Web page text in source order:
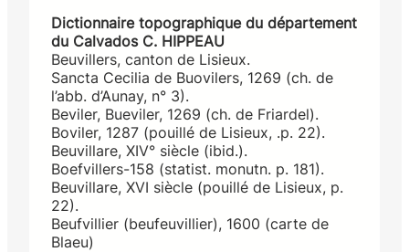
Dictionnaire topographique du département
du Calvados C. HIPPEAU
Beuvillers, canton de Lisieux.
Sancta Cecilia de Buovilers, 1269 (ch. de
l’abb. d’Aunay, n° 3).
Beviler, Bueviler, 1269 (ch. de Friardel).
Boviler, 1287 (pouillé de Lisieux, .p. 22).
Beuvillare, XIV° siècle (ibid.).
Boefvillers-158 (statist. monutn. p. 181).
Beuvillare, XVI siècle (pouillé de Lisieux, p.
22).
Beufvillier (beufeuvillier), 1600 (carte de
Blaeu)